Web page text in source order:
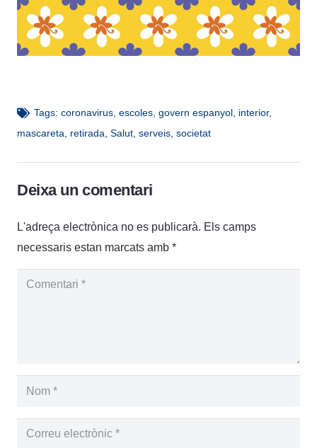
Tags: coronavirus, escoles, govern espanyol, interior,
mascareta, retirada, Salut, serveis, societat
Deixa un comentari
L'adreça electrònica no es publicarà. Els camps
necessaris estan marcats amb *